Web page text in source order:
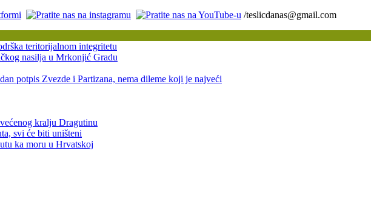
/teslicdanas@gmail.com
teritorijalnom integritetu
nasilja u Mrkonjić Gradu
potpis Zvezde i Partizana, nema dileme koji je najveći
kralju Dragutinu
svi će biti uništeni
ka moru u Hrvatskoj